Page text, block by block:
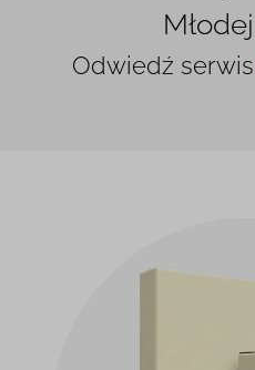
Odwiedź serwis